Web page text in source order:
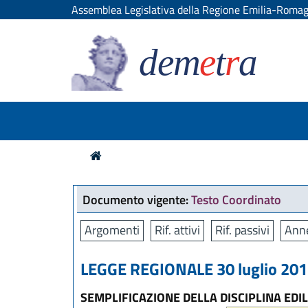
Assemblea Legislativa della Regione Emilia-
demetra
Documento vigente:Testo Coordinato
Argomenti
Rif. attivi Rif. passivi
LEGGE REGIONALE 30 luglio
SEMPLIFICAZIONE DELLA DISCIPLINA